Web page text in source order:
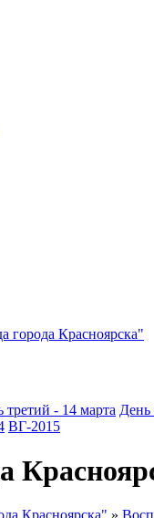
города Красноярска"
третий - 14 марта День
ВГ-2015